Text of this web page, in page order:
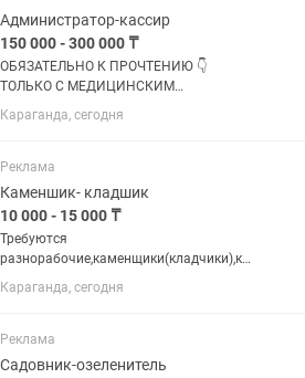
Администратор-кассир
150 000 - 300 000 ₸
ОБЯЗАТЕЛЬНО К ПРОЧТЕНИЮ 👇
ТОЛЬКО С МЕДИЦИНСКИМ
ОБРАЗОВАНИЕМ! Не звонить! Писать
только в сообщениях! ⚠️Составьте
отправьте нам , после мы Вас
пригласим на...
Караганда, сегодня
Реклама
Каменшик- кладшик
10 000 - 15 000 ₸
Требуются
разнорабочие,каменщики(кладчики),кр
овельщики На постоянной основе. это
не калым работа на постоянной
рабочий график с8.00до18.00 6/1 тел..
Караганда, сегодня
Реклама
Садовник-озеленитель